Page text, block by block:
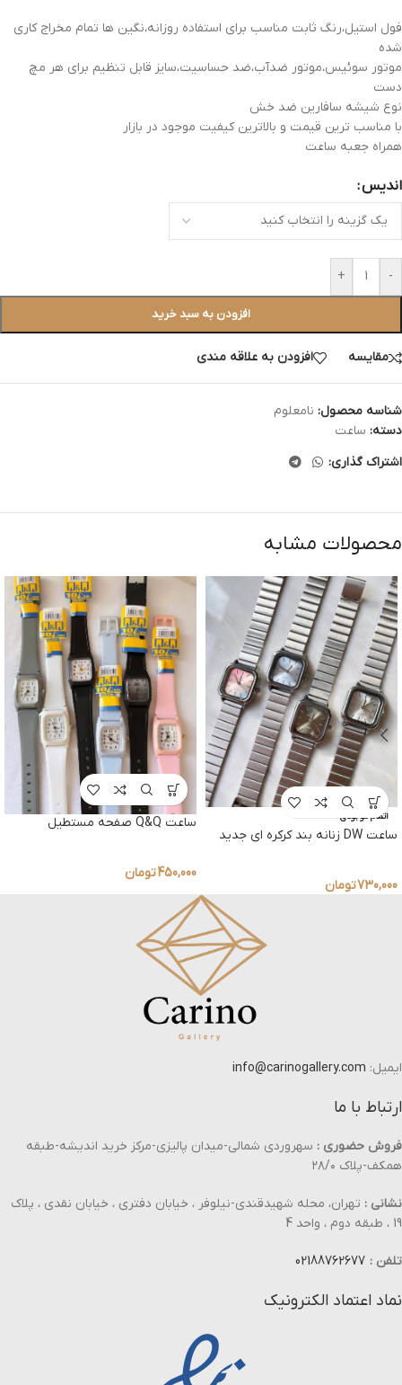
فول استیل،رنگ ثابت مناسب برای استفاده روزانه،نگین ها تمام مخراج کاری
شده
موتور سوئیس،موتور ضدآب،ضد حساسیت،سایز قابل تنظیم برای هر مچ
دست
نوع شیشه سافارین ضد خش
با مناسب ترین قیمت و بالاترین کیفیت موجود در بازار
همراه جعبه ساعت
اندیس
-
+
افزودن به سبد خرید
مقایسه افزودن به علاقه مندی
شناسه محصول: نامعلوم
دسته: ساعت
اشتراک گذاری:
محصولات مشابه
اتمام موجودی
ساعت DW زنانه بند کرکره ای جدید
730,000تومان
ساعت Q&Q صفحه مستطیل
450,000تومان
ایمیل: info@carinogallery.com
ارتباط با ما
فروش حضوری : سهروردی شمالی-میدان پالیزی-مرکز خرید اندیشه-طبقه
همکف-پلاک ۲۸/۰
نشانی : تهران، محله شهیدقندی-نیلوفر ، خیابان دفتری ، خیابان نقدی ، پلاک
19 ، طبقه دوم ، واحد 4
تلفن : 02188762677
نماد اعتماد الکترونیک